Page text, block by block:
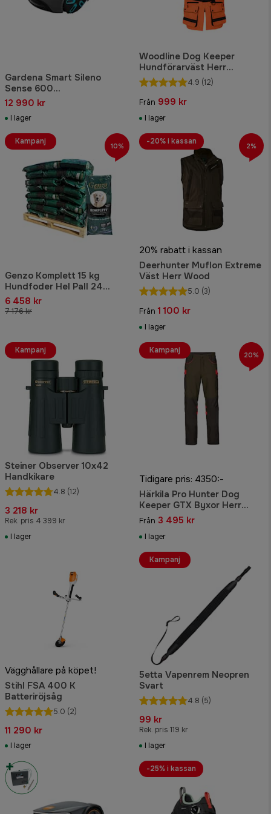
Gardena Smart Sileno
Sense 600
Robotgräsklippare
12 990 kr
I lager
Woodline Dog Keeper
Hundförarväst Herr
Orange/Reflex
4.9 (12)
Från 999 kr
I lager
Genzo Komplett 15 kg
Hundfoder Hel Pall 24
säckar
6 458 kr
7 176 kr
Kampanj 10%
20% rabatt i kassan
Deerhunter Muflon Extreme
Väst Herr Wood
5.0 (3)
Från 1 100 kr
I lager
-20% i kassan 2%
Steiner Observer 10x42
Handkikare
4.8 (12)
3 218 kr
Rek. pris 4 399 kr
I lager
Kampanj
Tidigare pris: 4350:-
Härkila Pro Hunter Dog
Keeper GTX Byxor Herr
Willow Green/Orange
Från 3 495 kr
I lager
Kampanj 20%
Vägghållare på köpet!
Stihl FSA 400 K
Batteriröjsåg
5.0 (2)
11 290 kr
I lager
5etta Vapenrem Neopren
Svart
4.8 (5)
99 kr
Rek. pris 119 kr
I lager
Kampanj
-25% i kassan